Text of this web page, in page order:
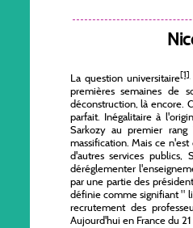
La question universitaire[1]
premières semaines de
déconstruction, là encore.
parfait. Inégalitaire à
Sarkozy au premier
massification. Mais ce
d'autres services
déréglementer
par une partie des
définie comme signifiant "
recrutement des
Aujourd'hui en France du